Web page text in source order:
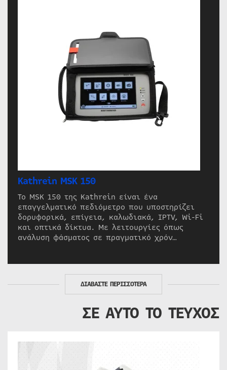
Kathrein MSK 150
Το MSK 150 της Kathrein είναι ένα
επαγγελματικό πεδιόμετρο που υποστηρίζει
δορυφορικά, επίγεια, καλωδιακά, IPTV, Wi-Fi
και οπτικά δίκτυα. Με λειτουργίες όπως
ανάλυση φάσματος σε πραγματικό χρόν…
ΔΙΑΒΑΣΤΕ ΠΕΡΙΣΣΟΤΕΡΑ
ΣΕ ΑΥΤΟ ΤΟ ΤΕΥΧΟΣ